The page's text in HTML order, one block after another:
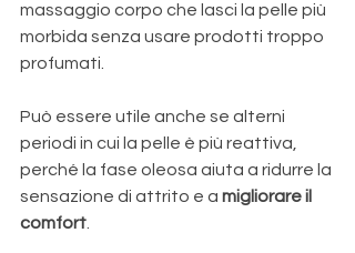
massaggio corpo che lasci la pelle più
morbida senza usare prodotti troppo
profumati.
Può essere utile anche se alterni
periodi in cui la pelle è più reattiva,
perché la fase oleosa aiuta a ridurre la
sensazione di attrito e a migliorare il
comfort